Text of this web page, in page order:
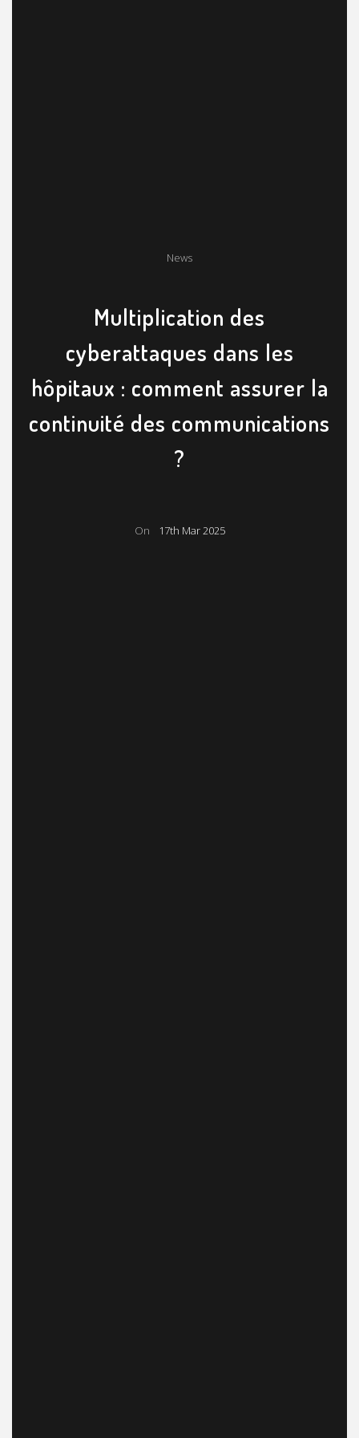
News
Multiplication des
cyberattaques dans les
hôpitaux : comment assurer la
continuité des communications
?
On 17th Mar 2025